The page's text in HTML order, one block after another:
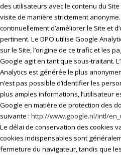
des utilisateurs avec le contenu du
visite de manière strictement
continuellement d’améliorer le Site et
pertinent. Le DPO utilise Google
sur le Site, l’origine de ce trafic et les
Google agit en tant que sous-traitant.
Analytics est générée le plus
n’est pas possible d’identifier les
plus amples informations, l’utilisateur
Google en matière de protection des
suivante : http://www.google.nl/intl/
Le délai de conservation des cookies
cookies indispensables sont
fermeture du navigateur, tandis que